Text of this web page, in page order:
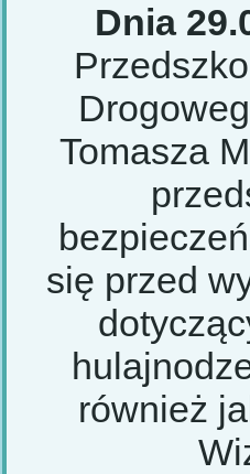
Dnia
Tomasza
się przed
również